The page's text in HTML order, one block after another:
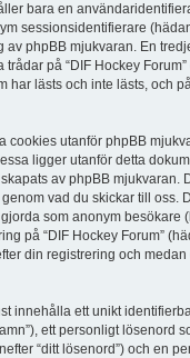
bara en
sessionsidentifierare
av phpBB mjukvaran. En
på “DIF Hockey
har lästs och inte lästs, och
cookies utanför phpBB
ligger utanför detta
av phpBB mjukvaran.
vad du skickar till oss.
som anonym besökare
på “DIF Hockey Forum”
din registrering och medan
innehålla ett unikt
ett personligt lösenord
“ditt lösenord”) och en